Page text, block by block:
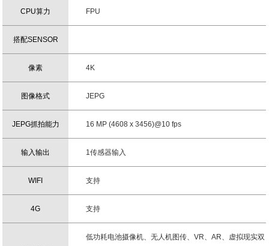
CPU算力 FPU
搭配SENSOR
像素 4K
图像格式 JEPG
JEPG抓拍能力 16 MP (4608 x 3456)@10 fps
输入输出 1传感器输入
WIFI 支持
4G 支持
低功耗电池摄像机、无人机图传、VR、AR、虚拟现实双